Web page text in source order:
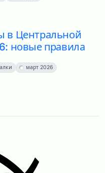
в Центральной
новые правила
март 2026